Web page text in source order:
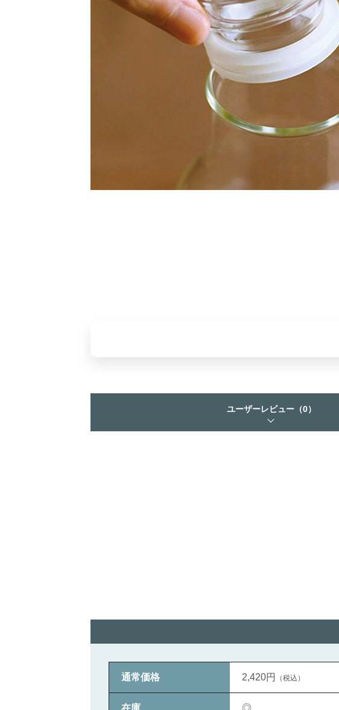
ユーザーレビュー （0）
通常価格 2,420円 （税込）
在庫 ◎